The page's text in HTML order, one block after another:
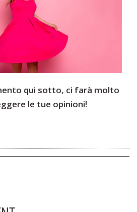
qui sotto, ci farà molto
le tue opinioni!